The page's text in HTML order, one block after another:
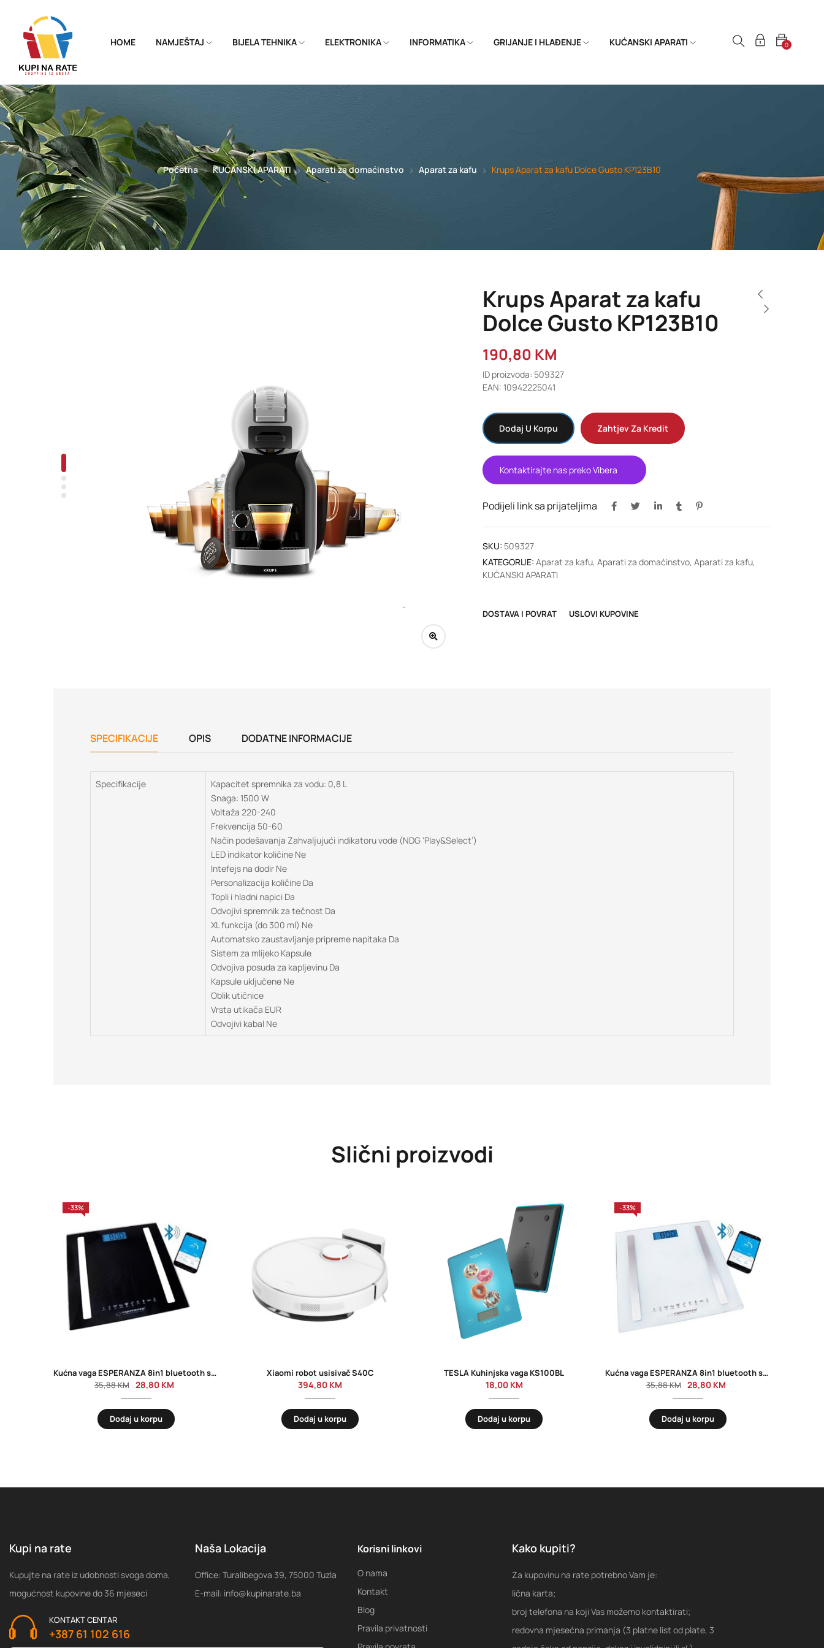
HOME NAMJEŠTAJ BIJELA TEHNIKA ELEKTRONIKA INFORMATIKA GRIJANJE I HLAĐENJE KUĆANSKI APARATI 0
Početna KUĆANSKI APARATI Aparati za domaćinstvo Aparat za kafu Krups Aparat za kafu Dolce Gusto KP123B10
Krups Aparat za kafu
Dolce Gusto KP123B10
190,80 KM
ID proizvoda: 509327
EAN: 10942225041
Dodaj U Korpu Zahtjev Za Kredit
Kontaktirajte nas preko Vibera
Podijeli link sa prijateljima
SKU: 509327
KATEGORIJE: Aparat za kafu, Aparati za domaćinstvo, Aparati za kafu,
KUĆANSKI APARATI
DOSTAVA I POVRAT USLOVI KUPOVINE
SPECIFIKACIJE OPIS DODATNE INFORMACIJE
Specifikacije
Kapacitet spremnika za vodu: 0,8 L
Snaga: 1500 W
Voltaža 220-240
Frekvencija 50-60
Način podešavanja Zahvaljujući indikatoru vode (NDG ‘Play&Select’)
LED indikator količine Ne
Intefejs na dodir Ne
Personalizacija količine Da
Topli i hladni napici Da
Odvojivi spremnik za tečnost Da
XL funkcija (do 300 ml) Ne
Automatsko zaustavljanje pripreme napitaka Da
Sistem za mlijeko Kapsule
Odvojiva posuda za kapljevinu Da
Kapsule uključene Ne
Oblik utičnice
Vrsta utikača EUR
Odvojivi kabal Ne
Slični proizvodi
-33%
Kućna vaga ESPERANZA 8in1 bluetooth scale BESTFIT black EBS016K
35,88KM 28,80 KM
Dodaj u korpu
Xiaomi robot usisivač S40C
394,80 KM
Dodaj u korpu
TESLA Kuhinjska vaga KS100BL
18,00 KM
Dodaj u korpu
-33%
Kućna vaga ESPERANZA 8in1 bluetooth scale BESTFIT white, EBS016W
35,88KM 28,80 KM
Dodaj u korpu
Kupi na rate
Kupujte na rate iz udobnosti svoga doma,
mogućnost kupovine do 36 mjeseci
KONTAKT CENTAR
+387 61 102 616
Naša Lokacija
Office: Turalibegova 39, 75000 Tuzla
E-mail: info@kupinarate.ba
Korisni linkovi
O nama
Kontakt
Blog
Pravila privatnosti
Kako kupiti?
Za kupovinu na rate potrebno Vam je:
lična karta;
broj telefona na koji Vas možemo kontaktirati;
redovna mjesećna primanja (3 platne list od plate, 3